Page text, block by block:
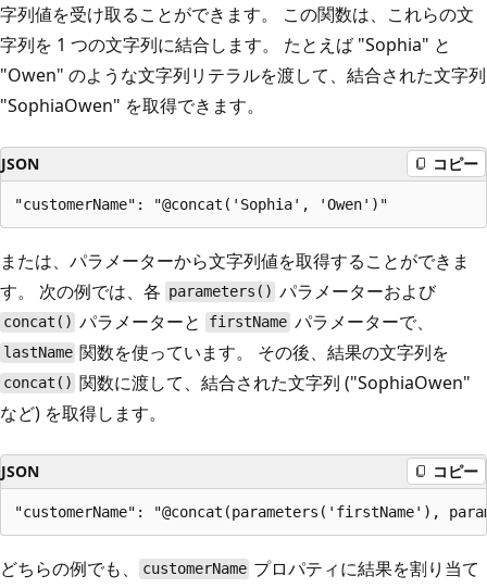
字列値を受け取ることができます。 この関数は、これらの文
字列を 1 つの文字列に結合します。 たとえば "Sophia" と
"Owen" のような文字列リテラルを渡して、結合された文字列
"SophiaOwen" を取得できます。
JSON コピー
または、パラメーターから文字列値を取得することができま
す。 次の例では、各 parameters() パラメーターおよび
concat() パラメーターと firstName パラメーターで、
lastName 関数を使っています。 その後、結果の文字列を
concat() 関数に渡して、結合された文字列 ("SophiaOwen"
など) を取得します。
JSON コピー
どちらの例でも、 customerName プロパティに結果を割り当て